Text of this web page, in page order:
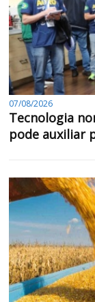
07/08/2026
Tecnologia
pode auxiliar